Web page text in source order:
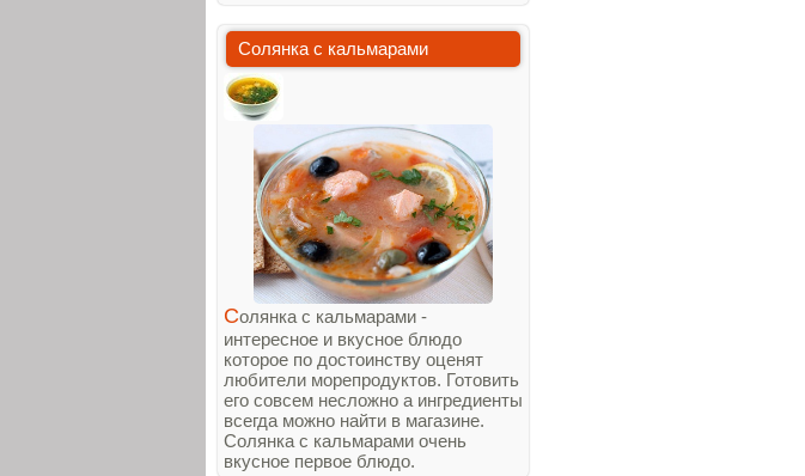
Солянка с кальмарами
Солянка с кальмарами -
интересное и вкусное блюдо
которое по достоинству оценят
любители морепродуктов. Готовить
его совсем несложно а ингредиенты
всегда можно найти в магазине.
Солянка с кальмарами очень
вкусное первое блюдо.